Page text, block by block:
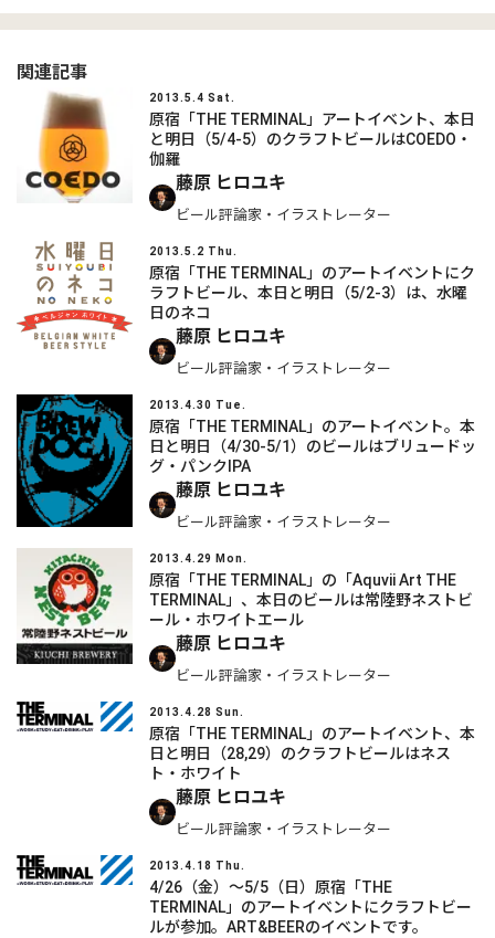
関連記事
2013.5.4 Sat.
原宿「THE TERMINAL」アートイベント、本日
と明日（5/4-5）のクラフトビールはCOEDO・
伽羅
藤原 ヒロユキ
ビール評論家・イラストレーター
2013.5.2 Thu.
原宿「THE TERMINAL」のアートイベントにク
ラフトビール、本日と明日（5/2-3）は、水曜
日のネコ
藤原 ヒロユキ
ビール評論家・イラストレーター
2013.4.30 Tue.
原宿「THE TERMINAL」のアートイベント。本
日と明日（4/30-5/1）のビールはブリュードッ
グ・パンクIPA
藤原 ヒロユキ
ビール評論家・イラストレーター
2013.4.29 Mon.
原宿「THE TERMINAL」の「Aquvii Art THE
TERMINAL」、本日のビールは常陸野ネストビ
ール・ホワイトエール
藤原 ヒロユキ
ビール評論家・イラストレーター
2013.4.28 Sun.
原宿「THE TERMINAL」のアートイベント、本
日と明日（28,29）のクラフトビールはネス
ト・ホワイト
藤原 ヒロユキ
ビール評論家・イラストレーター
2013.4.18 Thu.
4/26（金）～5/5（日）原宿「THE
TERMINAL」のアートイベントにクラフトビー
ルが参加。ART&BEERのイベントです。